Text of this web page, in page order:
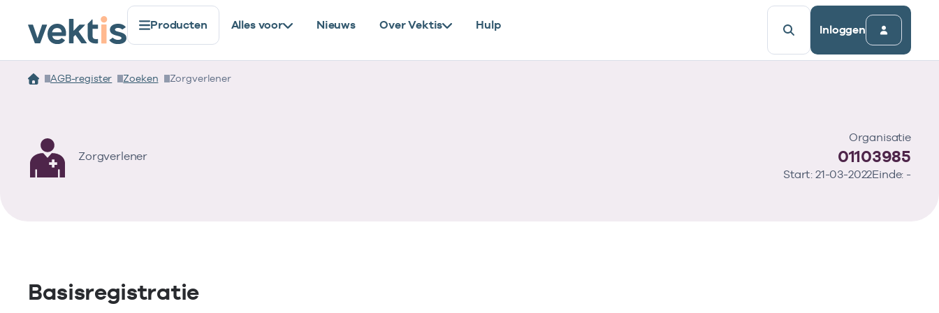
Producten Alles voor Nieuws Over Vektis Hulp Inloggen
AGB-register Zoeken Zorgverlener
Zorgverlener
Organisatie
01103985
Start: 21-03-2022Einde: -
Basisregistratie